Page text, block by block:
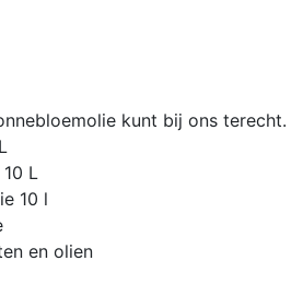
kunt bij ons terecht.
L
10 l
en olien